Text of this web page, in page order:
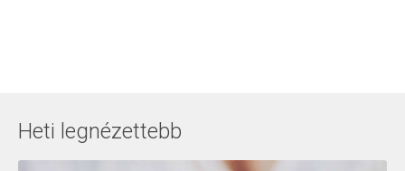
Heti legnézettebb